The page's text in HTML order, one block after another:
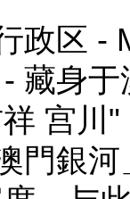
政区 -
藏身
宫川
門銀